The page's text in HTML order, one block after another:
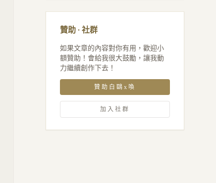
贊助 · 社群
如果文章的內容對你有用，歡迎小
額贊助！會給我很大鼓勵，讓我動
力繼續創作下去！
贊助白鷗x喚
加入社群